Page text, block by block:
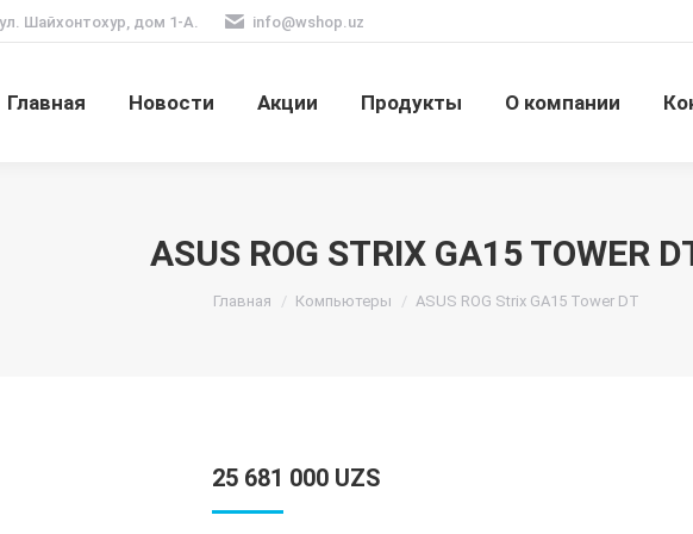
Шайхонтохур, дом 1-А. info@wshop.uz
Главная Новости Акции Продукты О компании
ASUS ROG STRIX GA15 TOWER
Вы здесь:
Главная Компьютеры ASUS ROG Strix GA15 Tower DT
25 681 000 UZS